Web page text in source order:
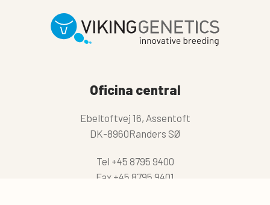
Oficina central
Ebeltoftvej 16, Assentoft
DK-8960Randers SØ
Tel +45 8795 9400
Fax +45 8795 9401